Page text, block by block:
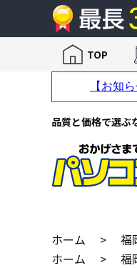
品質と価格で選ぶ
TOP
ホーム > 福
ホーム
> 福